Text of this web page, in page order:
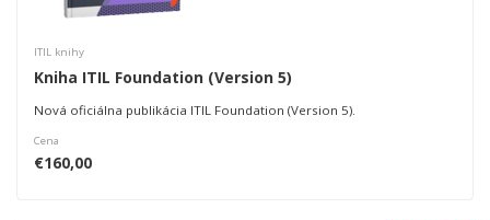
ITIL knihy
Kniha ITIL​ Foundation (Version 5)
Nová oficiálna publikácia ITIL Foundation (Version 5).
Cena
€160,00